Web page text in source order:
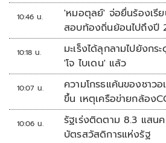
10:46 น.
'หมอตุลย์' จ่อยื่นร้องเรี
สอบท้องถิ่นย้อนไปถึงปี
10:18 น.
มะเร็งได้ลุกลามไปยังก
'โจ ไบเดน' แล้ว
10:07 น.
ความโกรธแค้นของชาว
ขึ้น เหตุเครือข่ายกล้อง
ส่วนตัว
10:06 น.
รัฐเร่งติดตาม 8.3 แสน
บัตรสวัสดิการแห่งรัฐ